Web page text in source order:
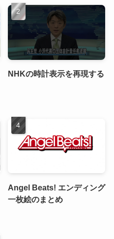
NHKの時計表示を再現する
Angel Beats! エンディング
一枚絵のまとめ